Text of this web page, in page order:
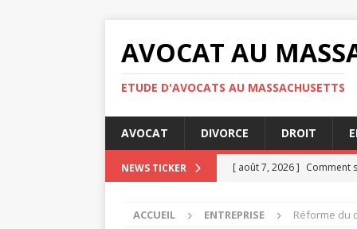
AVOCAT AU
ETUDE D'AVOCATS AU MASSACHUSETTS
AVOCAT DIVORCE DROIT
NEWS TICKER [ août 7, 2026 ] Comment
[ août 7, 2026 ] Les
ACCUEIL ENTREPRISE Réforme du